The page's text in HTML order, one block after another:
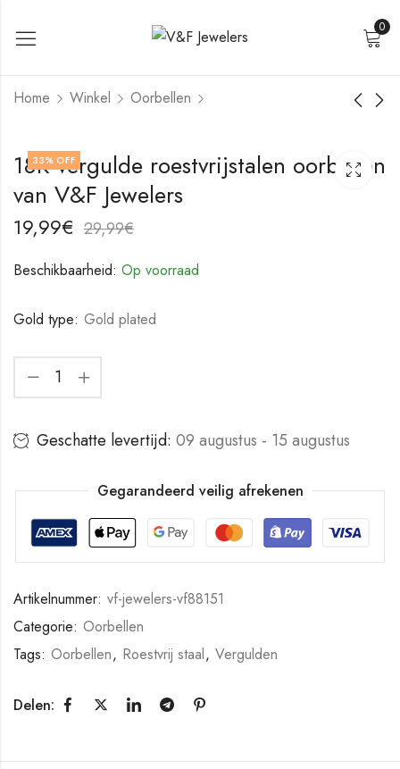
0
Home Winkel Oorbellen
18K vergulde
roestvrijstalen
18K vergulde
roestvrijstalen
33% OFF
18K vergulde roestvrijstalen oorbellen
van V&F Jewelers
19,99€ 29,99€
Beschikbaarheid: Op voorraad
Gold type: Gold plated
Geschatte levertijd: 09 augustus - 15 augustus
Gegarandeerd veilig afrekenen
Artikelnummer: vf-jewelers-vf88151
Categorie: Oorbellen
Tags: Oorbellen, Roestvrij staal, Vergulden
Delen: